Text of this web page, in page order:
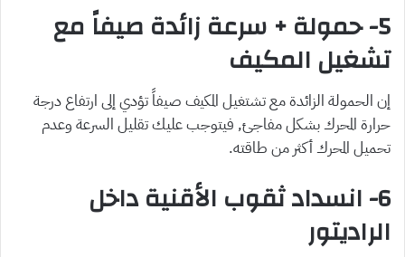
5- حمولة + سرعة زائدة صيفاً مع
تشغيل المكيف
إن الحمولة الزائدة مع تشتغيل المكيف صيفاً تؤدي إلى ارتفاع درجة
حرارة المحرك بشكل مفاجئ, فيتوجب عليك تقليل السرعة وعدم
تحميل المحرك أكثر من طاقته.
6- انسداد ثقوب الأقنية داخل
الراديتور